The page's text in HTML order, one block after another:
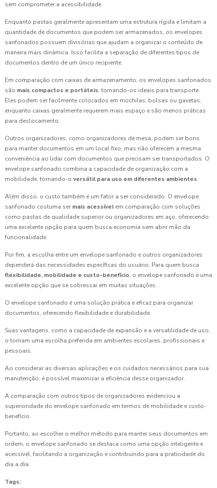
sem comprometer a acessibilidade.
Enquanto pastas geralmente apresentam uma estrutura rígida e limitam a
quantidade de documentos que podem ser armazenados, os envelopes
sanfonados possuem divisórias que ajudam a organizar o conteúdo de
maneira mais dinâmica. Isso facilita a separação de diferentes tipos de
documentos dentro de um único recipiente.
Em comparação com caixas de armazenamento, os envelopes sanfonados
são mais compactos e portáteis, tornando-os ideais para transporte.
Eles podem ser facilmente colocados em mochilas, bolsas ou gavetas,
enquanto caixas geralmente requerem mais espaço e são menos práticas
para deslocamento.
Outros organizadores, como organizadores de mesa, podem ser bons
para manter documentos em um local fixo, mas não oferecem a mesma
conveniência ao lidar com documentos que precisam ser transportados. O
envelope sanfonado combina a capacidade de organização com a
mobilidade, tornando-o versátil para uso em diferentes ambientes.
Além disso, o custo também é um fator a ser considerado. O envelope
sanfonado costuma ser mais acessível em comparação com soluções
como pastas de qualidade superior ou organizadores em aço, oferecendo
uma excelente opção para quem busca economia sem abrir mão da
funcionalidade.
Por fim, a escolha entre um envelope sanfonado e outros organizadores
dependerá das necessidades específicas do usuário. Para quem busca
flexibilidade, mobilidade e custo-benefício, o envelope sanfonado é uma
excelente opção que se sobressai em muitas situações.
O envelope sanfonado é uma solução prática e eficaz para organizar
documentos, oferecendo flexibilidade e durabilidade.
Suas vantagens, como a capacidade de expansão e a versatilidade de uso,
o tornam uma escolha preferida em ambientes escolares, profissionais e
pessoais.
Ao considerar as diversas aplicações e os cuidados necessários para sua
manutenção, é possível maximizar a eficiência desse organizador.
A comparação com outros tipos de organizadores evidenciou a
superioridade do envelope sanfonado em termos de mobilidade e custo-
benefício.
Portanto, ao escolher o melhor método para manter seus documentos em
ordem, o envelope sanfonado se destaca como uma opção inteligente e
acessível, facilitando a organização e contribuindo para a praticidade do
dia a dia.
Tags: